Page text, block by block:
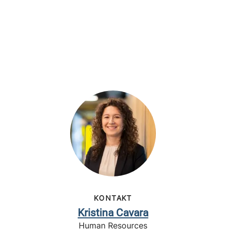
KONTAKT
Kristina Cavara
Human Resources